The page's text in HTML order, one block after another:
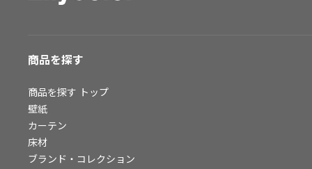
お客様サポート
お客様サポート トップ
資料ダウンロード
画像ダウンロード
動画一覧
お手入れ便利帳
商品を探す
商品を探す トップ
壁紙
カーテン
床材
ブランド・コレクション